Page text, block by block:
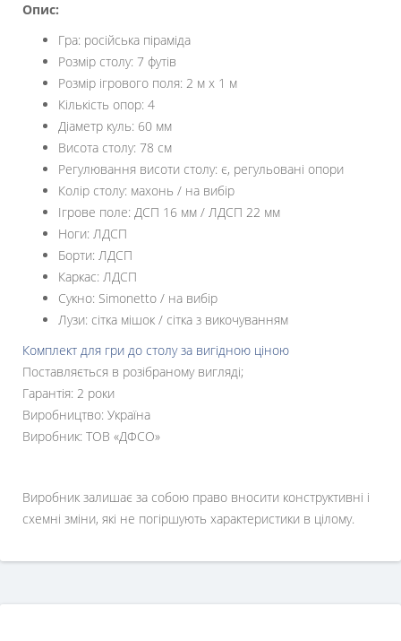
Опис:
Гра: російська піраміда
Розмір столу: 7 футів
Розмір ігрового поля: 2 м х 1 м
Кількість опор: 4
Діаметр куль: 60 мм
Висота столу: 78 см
Регулювання висоти столу: є, регульовані опори
Колір столу: махонь / на вибір
Ігрове поле: ДСП 16 мм / ЛДСП 22 мм
Ноги: ЛДСП
Борти: ЛДСП
Каркас: ЛДСП
Сукно: Simonetto / на вибір
Лузи: сітка мішок / сітка з викочуванням
Комплект для гри до столу за вигідною ціною
Поставляється в розібраному вигляді;
Гарантія: 2 роки
Виробництво: Україна
Виробник: ТОВ «ДФСО»
Виробник залишає за собою право вносити конструктивні і
схемні зміни, які не погіршують характеристики в цілому.